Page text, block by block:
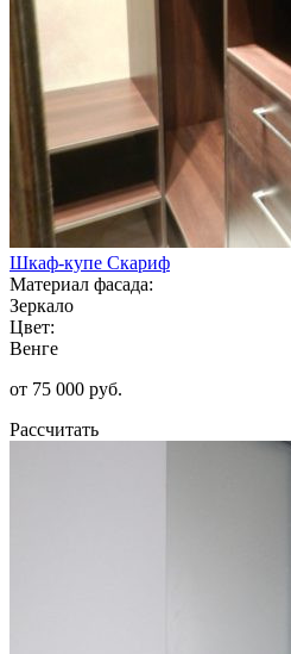
Шкаф-купе Скариф
Материал фасада:
Зеркало
Цвет:
Венге
от 75 000 руб.
Рассчитать